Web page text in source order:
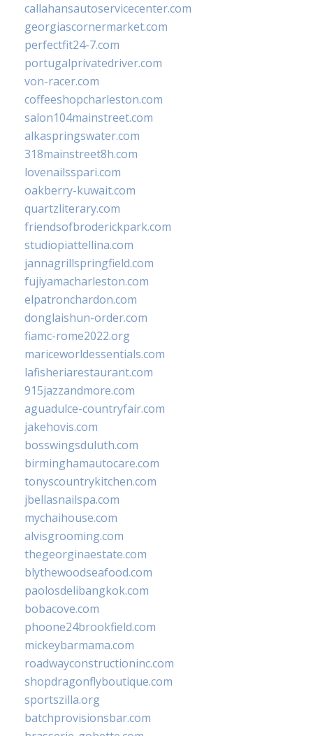
callahansautoservicecenter.com
georgiascornermarket.com
perfectfit24-7.com
portugalprivatedriver.com
von-racer.com
coffeeshopcharleston.com
salon104mainstreet.com
alkaspringswater.com
318mainstreet8h.com
lovenailsspari.com
oakberry-kuwait.com
quartzliterary.com
friendsofbroderickpark.com
studiopiattellina.com
jannagrillspringfield.com
fujiyamacharleston.com
elpatronchardon.com
donglaishun-order.com
fiamc-rome2022.org
mariceworldessentials.com
lafisheriarestaurant.com
915jazzandmore.com
aguadulce-countryfair.com
jakehovis.com
bosswingsduluth.com
birminghamautocare.com
tonyscountrykitchen.com
jbellasnailspa.com
mychaihouse.com
alvisgrooming.com
thegeorginaestate.com
blythewoodseafood.com
paolosdelibangkok.com
bobacove.com
phoone24brookfield.com
mickeybarmama.com
roadwayconstructioninc.com
shopdragonflyboutique.com
sportszilla.org
batchprovisionsbar.com